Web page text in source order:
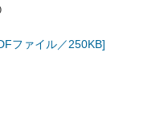
ファイル／250KB]